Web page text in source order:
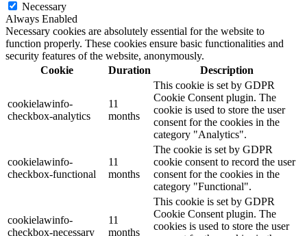
Necessary
Always Enabled
Necessary cookies are absolutely essential for the website to
function properly. These cookies ensure basic functionalities and
security features of the website, anonymously.
Cookie
Duration Description
cookielawinfo-
checkbox-analytics
11
months
This cookie is set by GDPR
Cookie Consent plugin. The
cookie is used to store the user
consent for the cookies in the
category "Analytics".
cookielawinfo-
checkbox-functional
11
months
The cookie is set by GDPR
cookie consent to record the user
consent for the cookies in the
category "Functional".
cookielawinfo-
checkbox-necessary
11
months
This cookie is set by GDPR
Cookie Consent plugin. The
cookies is used to store the user